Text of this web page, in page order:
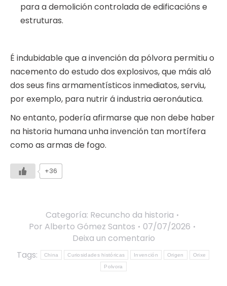
para a demolición controlada de edificacións e
estruturas.
É indubidable que a invención da pólvora permitiu o
nacemento do estudo dos explosivos, que máis aló
dos seus fins armamentísticos inmediatos, serviu,
por exemplo, para nutrir á industria aeronáutica.
No entanto, podería afirmarse que non debe haber
na historia humana unha invención tan mortífera
como as armas de fogo.
+36
Categoría: Recuncho da historia
Por Alberto Gómez Santos
07/07/2026
Deixa un comentario
Tags:
China Curiosidades históricas Invención Origen Orixe
Polvora